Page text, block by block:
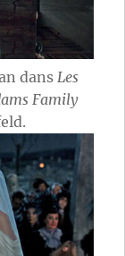
dans Les
Family